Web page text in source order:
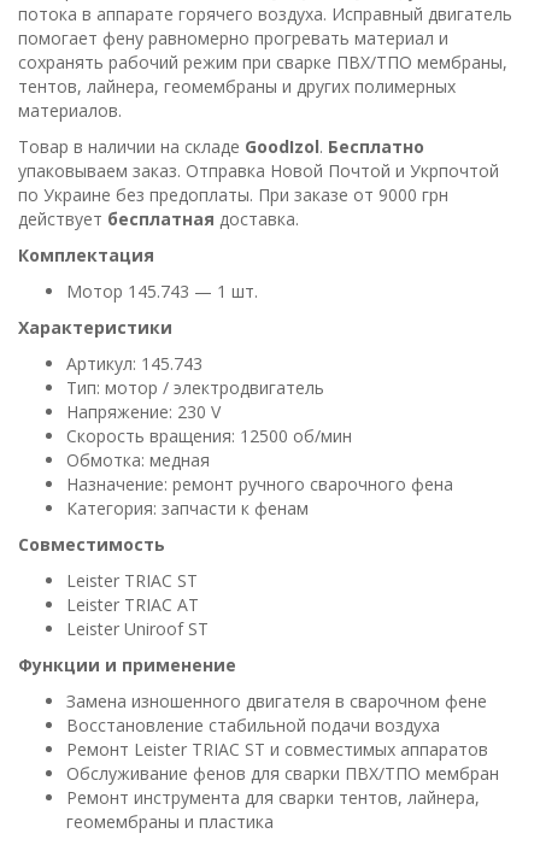
потока в аппарате горячего воздуха. Исправный двигатель
помогает фену равномерно прогревать материал и
сохранять рабочий режим при сварке ПВХ/ТПО мембраны,
тентов, лайнера, геомембраны и других полимерных
материалов.
Товар в наличии на складе GoodIzol. Бесплатно
упаковываем заказ. Отправка Новой Почтой и Укрпочтой
по Украине без предоплаты. При заказе от 9000 грн
действует бесплатная доставка.
Комплектация
Мотор 145.743 — 1 шт.
Характеристики
Артикул: 145.743
Тип: мотор / электродвигатель
Напряжение: 230 V
Скорость вращения: 12500 об/мин
Обмотка: медная
Назначение: ремонт ручного сварочного фена
Категория: запчасти к фенам
Совместимость
Leister TRIAC ST
Leister TRIAC AT
Leister Uniroof ST
Функции и применение
Замена изношенного двигателя в сварочном фене
Восстановление стабильной подачи воздуха
Ремонт Leister TRIAC ST и совместимых аппаратов
Обслуживание фенов для сварки ПВХ/ТПО мембран
Ремонт инструмента для сварки тентов, лайнера,
геомембраны и пластика